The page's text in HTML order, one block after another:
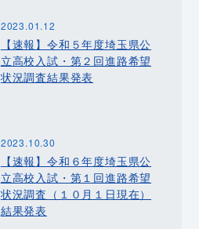
2023.01.12
【速報】令和５年度埼玉県公
立高校入試・第２回進路希望
状況調査結果発表
2023.10.30
【速報】令和６年度埼玉県公
立高校入試・第１回進路希望
状況調査（１０月１日現在）
結果発表